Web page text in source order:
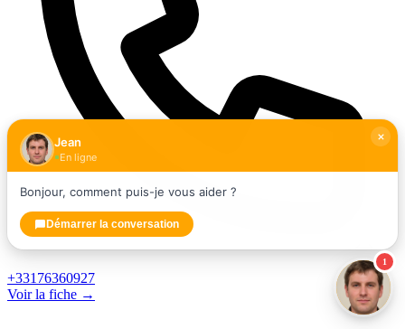
+33176360927
Voir la fiche →
1
Jean
En ligne
Bonjour, comment puis-je vous aider ?
Démarrer la conversation